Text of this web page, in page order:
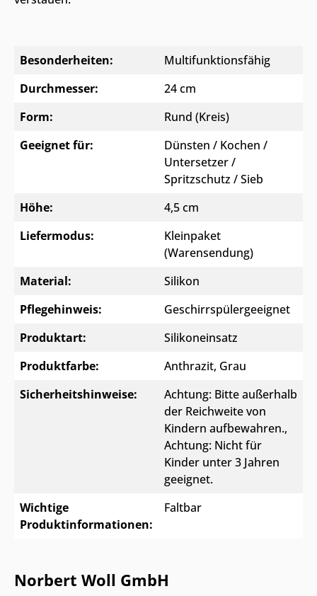
Besonderheiten:
Multifunktionsfähig
Durchmesser:
24 cm
Form:
Rund (Kreis)
Geeignet für:
Dünsten / Kochen /
Untersetzer /
Spritzschutz / Sieb
Höhe:
4,5 cm
Liefermodus:
Kleinpaket
(Warensendung)
Material:
Silikon
Pflegehinweis:
Geschirrspülergeeignet
Produktart:
Silikoneinsatz
Produktfarbe:
Anthrazit, Grau
Sicherheitshinweise:
Achtung: Bitte außerhalb
der Reichweite von
Kindern aufbewahren.,
Achtung: Nicht für
Kinder unter 3 Jahren
geeignet.
Wichtige
Produktinformationen:
Faltbar
Norbert Woll GmbH